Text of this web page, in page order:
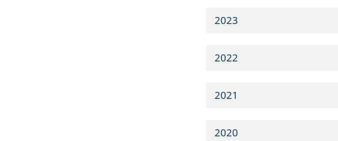
2023
2022
2021
2020